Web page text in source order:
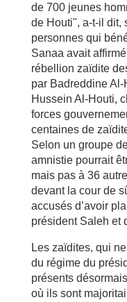
de 700 jeunes
de Houti", a-t-il dit,
personnes qui
Sanaa avait
rébellion zaïdite
par Badreddine
Hussein Al-Houti,
forces
centaines de
Selon un groupe
amnistie pourrait
mais pas à 36
devant la cour de
accusés d’avoir
président Saleh et
Les zaïdites, qui
du régime du
présents
où ils sont